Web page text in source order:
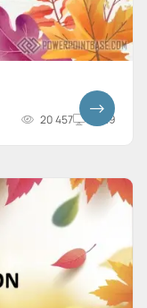
20 457 16x9